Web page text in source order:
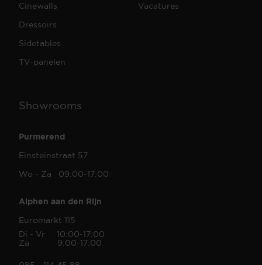
Cinewalls
Dressoirs
Sidetables
TV-panelen
Vacatures
Showrooms
Purmerend
Einsteinstraat 57
Wo - Za 09:00-17:00
Alphen aan den Rijn
Euromarkt 115
Di - Vr 10:00-17:00
Za 9:00-17:00